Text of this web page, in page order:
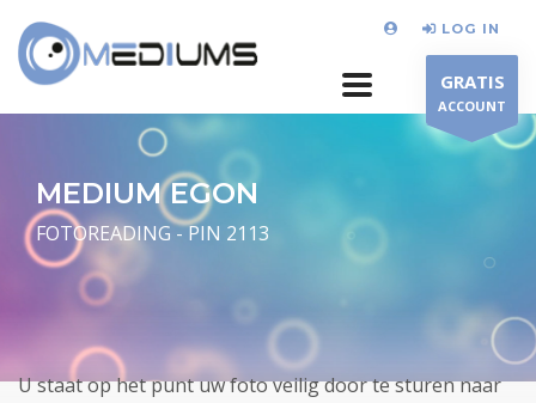
LOG IN
GRATIS
ACCOUNT
MEDIUM EGON
FOTOREADING - PIN 2113
U staat op het punt uw foto veilig door te sturen naar